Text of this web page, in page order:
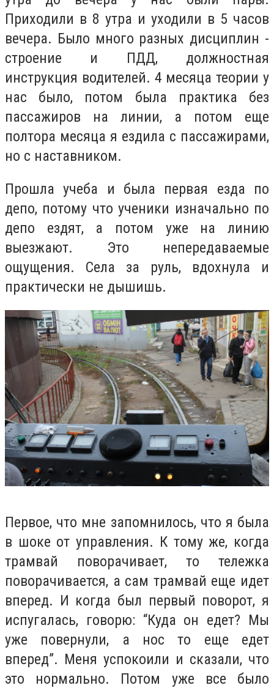
Приходили в 8 утра и уходили в 5 часов
вечера. Было много разных дисциплин -
строение и ПДД, должностная
инструкция водителей. 4 месяца теории у
нас было, потом была практика без
пассажиров на линии, а потом еще
полтора месяца я ездила с пассажирами,
но с наставником.
Прошла учеба и была первая езда по
депо, потому что ученики изначально по
депо ездят, а потом уже на линию
выезжают. Это непередаваемые
ощущения. Села за руль, вдохнула и
практически не дышишь.
Первое, что мне запомнилось, что я была
в шоке от управления. К тому же, когда
трамвай поворачивает, то тележка
поворачивается, а сам трамвай еще идет
вперед. И когда был первый поворот, я
испугалась, говорю: “Куда он едет? Мы
уже повернули, а нос то еще едет
вперед”. Меня успокоили и сказали, что
это нормально. Потом уже все было